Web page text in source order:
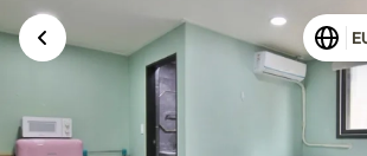
42SHARE YS - 7 min